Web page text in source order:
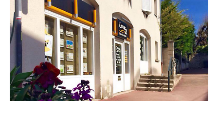
CENTURY 21 Boiss'Immobilier
5 bis rue de Paris
BOISSY ST LEGER - 94470
Envoyer un message
Téléphoner à l'agence